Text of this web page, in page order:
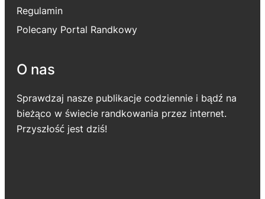
Regulamin
Polecany Portal Randkowy
O nas
Sprawdzaj nasze publikacje codziennie i bądź na
bieżąco w świecie randkowania przez internet.
Przyszłość jest dziś!